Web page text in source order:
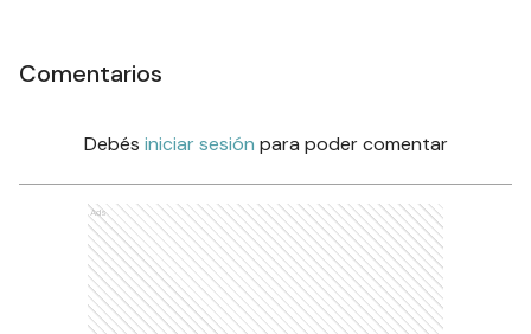
Comentarios
Debés iniciar sesión para poder comentar
Ads